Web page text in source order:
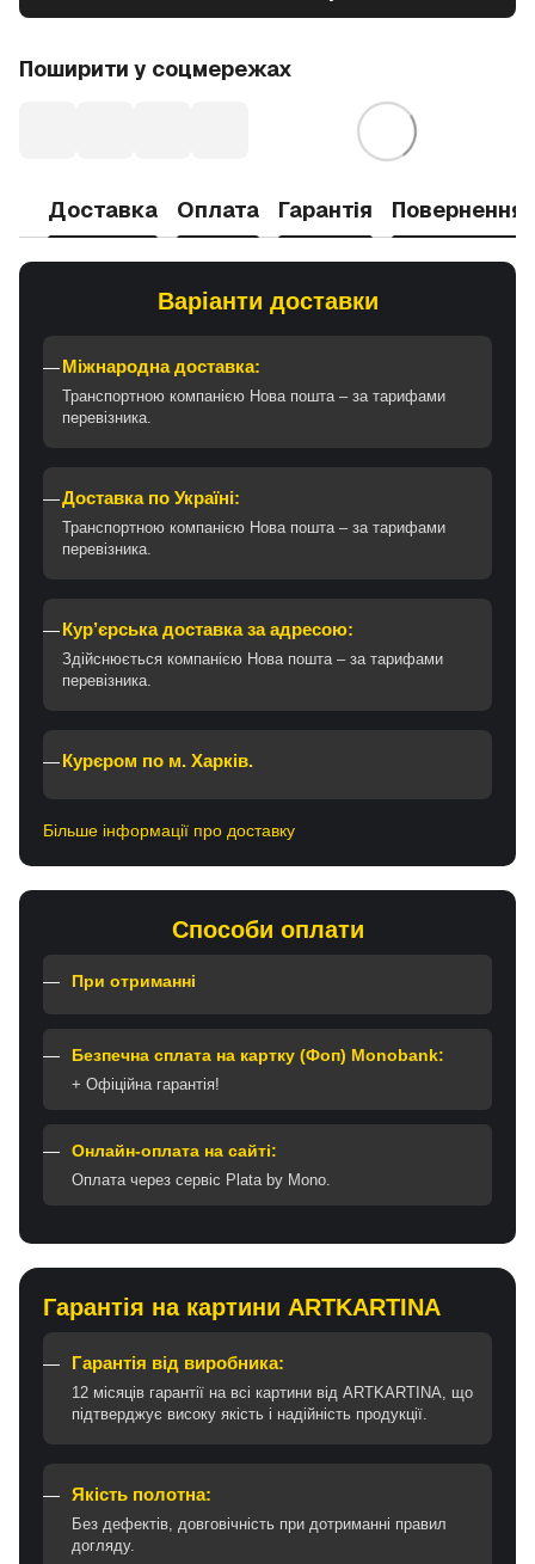
Поширити у соцмережах
Доставка Оплата Гарантія Повернення
Варіанти доставки
Міжнародна доставка:
Транспортною компанією Нова пошта – за тарифами
перевізника.
Доставка по Україні:
Транспортною компанією Нова пошта – за тарифами
перевізника.
Кур’єрська доставка за адресою:
Здійснюється компанією Нова пошта – за тарифами
перевізника.
Курєром по м. Харків.
Більше інформації про доставку
Способи оплати
При отриманні
Безпечна сплата на картку (Фоп) Monobank:
+ Офіційна гарантія!
Онлайн-оплата на сайті:
Оплата через сервіс Plata by Mono.
Гарантія на картини ARTKARTINA
Гарантія від виробника:
12 місяців гарантії на всі картини від ARTKARTINA, що
підтверджує високу якість і надійність продукції.
Якість полотна:
Без дефектів, довговічність при дотриманні правил
догляду.